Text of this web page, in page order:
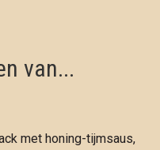
van...
met honing-tijmsaus,